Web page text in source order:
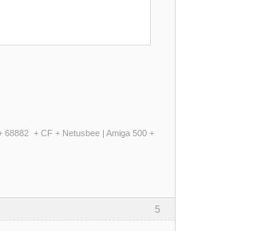
68882 + CF + Netusbee | Amiga 500 +
5